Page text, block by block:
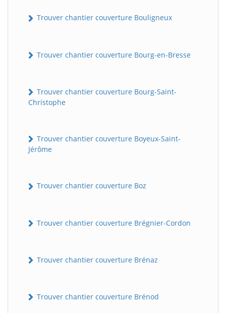
Trouver chantier couverture Bouligneux
Trouver chantier couverture Bourg-en-Bresse
Trouver chantier couverture Bourg-Saint-
Christophe
Trouver chantier couverture Boyeux-Saint-
Jérôme
Trouver chantier couverture Boz
Trouver chantier couverture Brégnier-Cordon
Trouver chantier couverture Brénaz
Trouver chantier couverture Brénod